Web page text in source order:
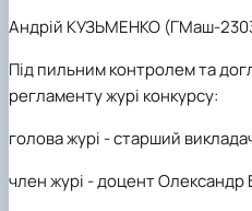
Андрій КУЗЬМЕНКО (ГМаш-
Під пильним контролем та
регламенту журі конкурсу:
голова журі - старший
член журі - доцент